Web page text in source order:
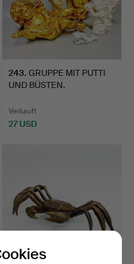
243. GRUPPE MIT PUTTI
UND BÜSTEN.
Verkauft
27 USD